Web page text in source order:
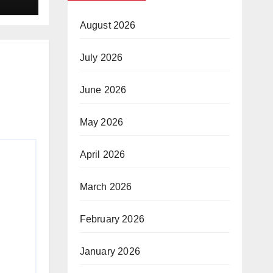
August 2026
July 2026
June 2026
May 2026
April 2026
March 2026
February 2026
January 2026